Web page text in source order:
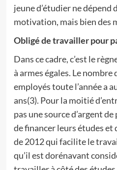
jeune d’étudier ne dépend
motivation, mais bien des
Obligé de travailler pour
Dans ce cadre, c’est le
à armes égales. Le
employés toute l’année a
ans(3). Pour la moitié
pas une source d’argent
de financer leurs études et
de 2012 qui facilite le
qu’il est dorénavant